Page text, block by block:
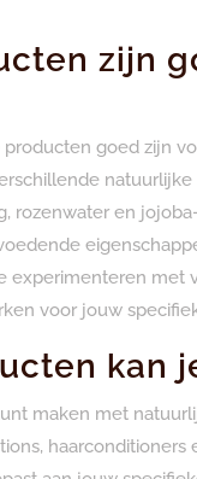
zijn
goed zijn
rozenwater en
experimenteren met
voor jouw
kan
maken met
haarconditioners